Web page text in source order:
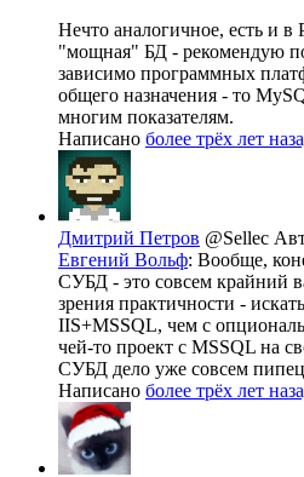
Нечто аналогичное, есть и
"мощная" БД - рекомендую
зависимо программных
общего назначения - то
многим показателям.
Написано более трёх лет
Дмитрий Петров @Sellec
Евгений Вольф: Вообще,
СУБД - это совсем крайний
зрения практичности -
IIS+MSSQL, чем с
чей-то проект с MSSQL на
СУБД дело уже совсем пипец
Написано более трёх лет